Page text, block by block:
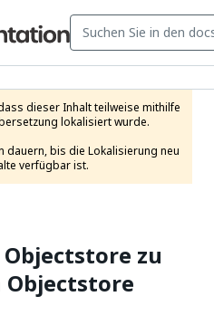
dieser Inhalt teilweise mithilfe
lokalisiert wurde.
dauern, bis die Lokalisierung neu
verfügbar ist.
zu